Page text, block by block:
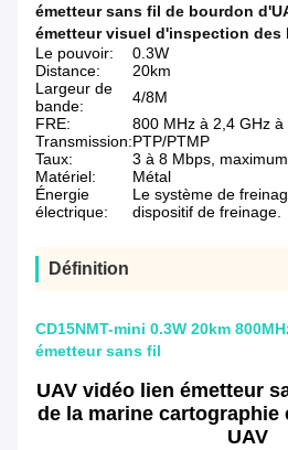
émetteur sans fil de bourdon
émetteur visuel d'inspection des
Le pouvoir:
0.3W
Distance:
20km
Largeur de
bande:
4/8M
FRE:
800 MHz à 2,4 GHz à
Transmission:PTP/PTMP
Taux:
3 à 8 Mbps,
Matériel:
Métal
Énergie
électrique:
Le système de
dispositif de freinage.
Définition
CD15NMT-mini 0.3W 20km
émetteur sans fil
UAV vidéo lien émetteur
de la marine
UAV